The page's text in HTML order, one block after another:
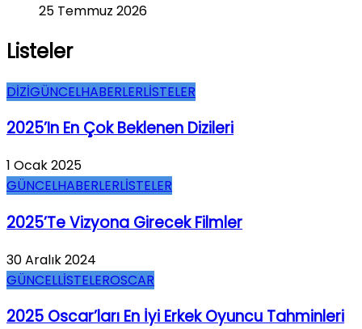
25 Temmuz 2026
Listeler
DİZİGÜNCELHABERLERLİSTELER
2025’in En Çok Beklenen Dizileri
1 Ocak 2025
GÜNCELHABERLERLİSTELER
2025’te Vizyona Girecek Filmler
30 Aralık 2024
GÜNCELLİSTELEROSCAR
2025 Oscar’ları En İyi Erkek Oyuncu Tahminleri